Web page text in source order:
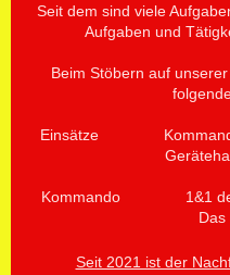
Seit dem sind viele
Aufgaben und
Beim Stöbern auf
Einsätze
Kommando 1&1
Das
Seit 2021 ist der